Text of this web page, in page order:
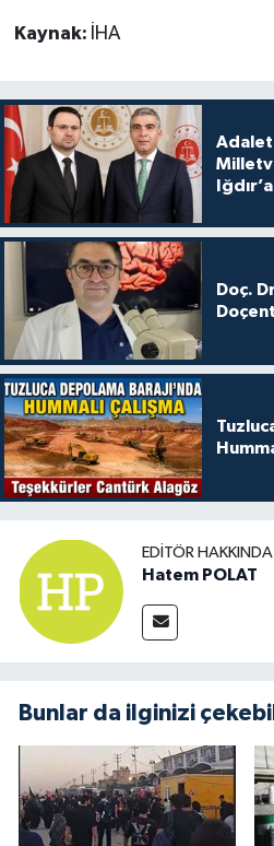
Kaynak: İHA
Adalet
Doç.
EDITÖR HAKKINDA
Hatem POLAT
Bunlar da ilginizi